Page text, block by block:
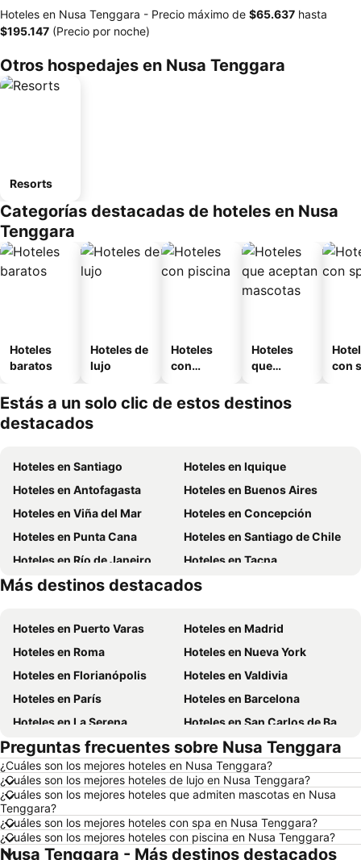
Hoteles en Nusa Tenggara - Precio máximo de ‎$65.637 hasta
‎$195.147 (Precio por noche)
Otros hospedajes en Nusa Tenggara
Resorts
Categorías destacadas de hoteles en Nusa
Tenggara
Hoteles
baratos
Hoteles de
lujo
Hoteles
con
Hoteles
que
mascotas
con
Estás a un solo clic de estos destinos
destacados
Hoteles en Santiago
Hoteles en Iquique
Hoteles en Antofagasta
Hoteles en Buenos Aires
Hoteles en Viña del Mar
Hoteles en Concepción
Hoteles en Punta Cana
Hoteles en Santiago de Chile
Hoteles en Río de Janeiro
Hoteles en Tacna
Hoteles en Aruba
Hoteles en Curazao
Más destinos destacados
Hoteles en Puerto Varas
Hoteles en Madrid
Hoteles en Roma
Hoteles en Nueva York
Hoteles en Florianópolis
Hoteles en Valdivia
Hoteles en París
Hoteles en Barcelona
Hoteles en La Serena
Hoteles en San Carlos de Bariloche
Hoteles en Miami Beach
Hoteles en Pucón
Hoteles en Temuco
Hoteles en Puerto Montt
Hoteles en Las Vegas
Hoteles en Calama
Hoteles en Búzios
Hoteles en São Paulo
Hoteles en Brasil
Hoteles en Isla de Pascua
Preguntas frecuentes sobre Nusa Tenggara
¿Cuáles son los mejores hoteles en Nusa Tenggara?
¿Cuáles son los mejores hoteles de lujo en Nusa Tenggara?
¿Cuáles son los mejores hoteles que admiten mascotas en Nusa
Tenggara?
¿Cuáles son los mejores hoteles con spa en Nusa Tenggara?
¿Cuáles son los mejores hoteles con piscina en Nusa Tenggara?
Nusa Tenggara - Más destinos destacados